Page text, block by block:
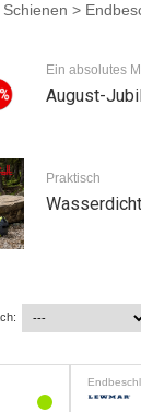
>
Ein absolutes
August-
Praktisch